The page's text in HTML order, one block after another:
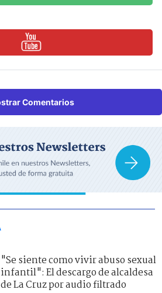
Comentarios
"Se siente como vivir abuso sexual
infantil": El descargo de alcaldesa
de La Cruz por audio filtrado